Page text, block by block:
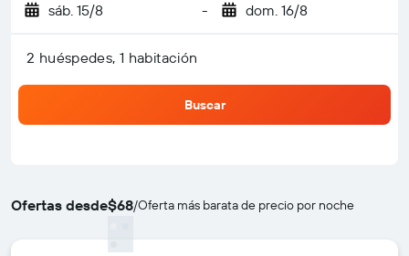
sáb. 15/8 - dom. 16/8
2 huéspedes, 1 habitación
Buscar
Ofertas desde$68/Oferta más barata de precio por noche